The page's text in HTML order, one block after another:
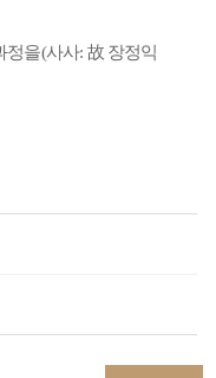
정을(사사: 故 장정익